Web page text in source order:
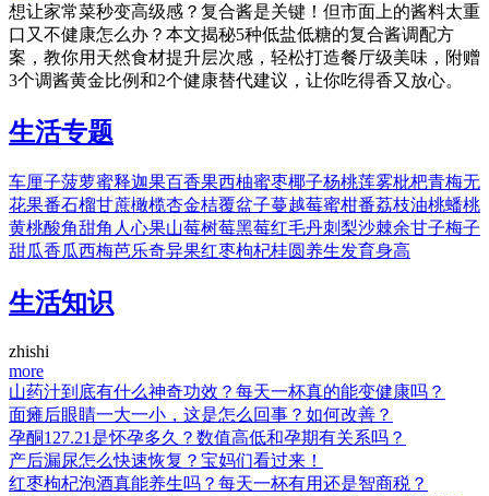
想让家常菜秒变高级感？复合酱是关键！但市面上的酱料太重
口又不健康怎么办？本文揭秘5种低盐低糖的复合酱调配方
案，教你用天然食材提升层次感，轻松打造餐厅级美味，附赠
3个调酱黄金比例和2个健康替代建议，让你吃得香又放心。
生活专题
车厘子菠萝蜜释迦果百香果西柚蜜枣椰子杨桃莲雾枇杷青梅无
花果番石榴甘蔗橄榄杏金桔覆盆子蔓越莓蜜柑番荔枝油桃蟠桃
黄桃酸角甜角 人心果山莓树莓黑莓红毛丹刺梨沙棘余甘子梅子
甜瓜香瓜西梅芭乐奇异果红枣枸杞桂圆 养生发育身高
生活知识
zhishi
more
山药汁到底有什么神奇功效？每天一杯真的能变健康吗？
面瘫后眼睛一大一小，这是怎么回事？如何改善？
孕酮127.21是怀孕多久？数值高低和孕期有关系吗？
产后漏尿怎么快速恢复？宝妈们看过来！
红枣枸杞泡酒真能养生吗？每天一杯有用还是智商税？